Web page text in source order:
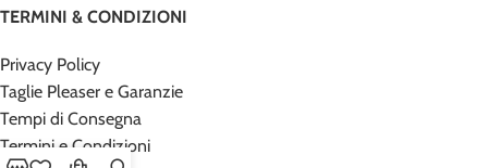
TERMINI & CONDIZIONI
Privacy Policy
Taglie Pleaser e Garanzie
Tempi di Consegna
Termini e Condizioni